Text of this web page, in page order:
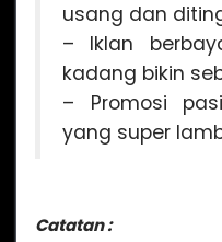
usang dan
– Iklan
kadang bikin
– Promosi
yang super
Catatan :